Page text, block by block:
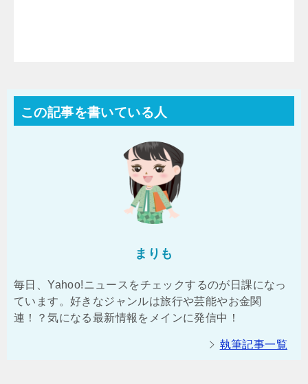
この記事を書いている人
まりも
毎日、Yahoo!ニュースをチェックするのが日課になっ
ています。好きなジャンルは旅行や芸能やお金関
連！？気になる最新情報をメインに発信中！
執筆記事一覧